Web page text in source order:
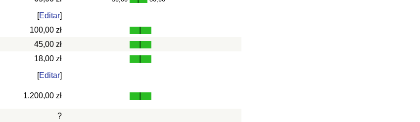
[Editar]
100,00 zł
45,00 zł
18,00 zł
[Editar]
1.200,00 zł
?